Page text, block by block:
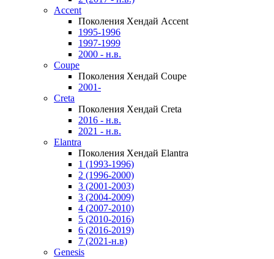
Accent
Поколения Хендай Accent
1995-1996
1997-1999
2000 - н.в.
Coupe
Поколения Хендай Coupe
2001-
Creta
Поколения Хендай Creta
2016 - н.в.
2021 - н.в.
Elantra
Поколения Хендай Elantra
1 (1993-1996)
2 (1996-2000)
3 (2001-2003)
3 (2004-2009)
4 (2007-2010)
5 (2010-2016)
6 (2016-2019)
7 (2021-н.в)
Genesis